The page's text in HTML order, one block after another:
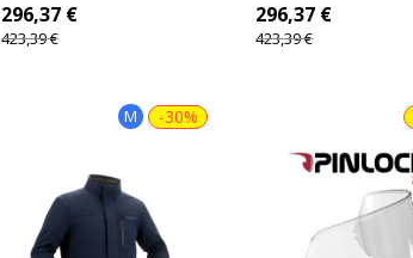
296,37 €
423,39€
296,37 €
423,39€
M -30%